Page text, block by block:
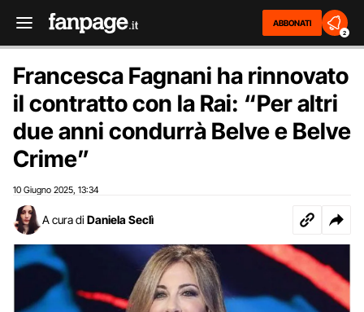
ABBONATI
2
Francesca Fagnani ha rinnovato
il contratto con la Rai: “Per altri
due anni condurrà Belve e Belve
Crime”
10 Giugno 2025 13:34
A cura di Daniela Seclì